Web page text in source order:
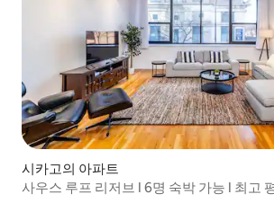
시카고의 아파트
사우스 루프 리저브 I 6명 숙박 가능 I 최고